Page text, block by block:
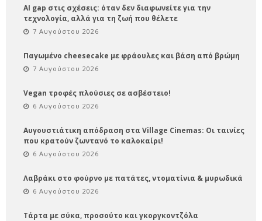
AI gap στις σχέσεις: όταν δεν διαφωνείτε για την
τεχνολογία, αλλά για τη ζωή που θέλετε
7 Αυγούστου 2026
Παγωμένο cheesecake με φράουλες και βάση από βρώμη
7 Αυγούστου 2026
Vegan τροφές πλούσιες σε ασβέστειο!
6 Αυγούστου 2026
Αυγουστιάτικη απόδραση στα Village Cinemas: Οι ταινίες
που κρατούν ζωντανό το καλοκαίρι!
6 Αυγούστου 2026
Λαβράκι στο φούρνο με πατάτες, ντοματίνια & μυρωδικά
6 Αυγούστου 2026
Τάρτα με σύκα, προσούτο και γκοργκοντζόλα